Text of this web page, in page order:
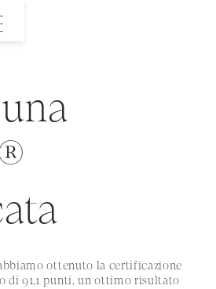
ottenuto la certificazione
di 91,1 punti, un ottimo risultato